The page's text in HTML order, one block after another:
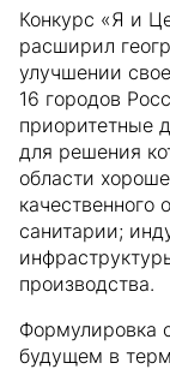
Конкурс «Я и
расширил
улучшении
16 городов
приоритетные
для решения
области
качественного
санитарии;
производства.
Формулировка
будущем в